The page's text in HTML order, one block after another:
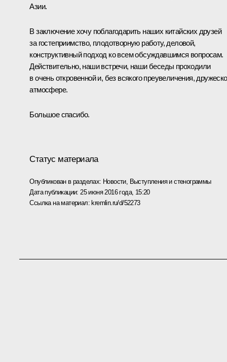
Азии.
В заключение хочу поблагодарить наших китайских друзей
за гостеприимство, плодотворную работу, деловой,
конструктивный подход ко всем обсуждавшимся вопросам.
Действительно, наши встречи, наши беседы проходили
в очень откровенной и, без всякого преувеличения,
атмосфере.
Большое спасибо.
Статус материала
Опубликован в разделах: Новости, Выступления и стенограммы
Дата публикации: 25 июня 2016 года, 15:20
Ссылка на материал:kremlin.ru/d/52273